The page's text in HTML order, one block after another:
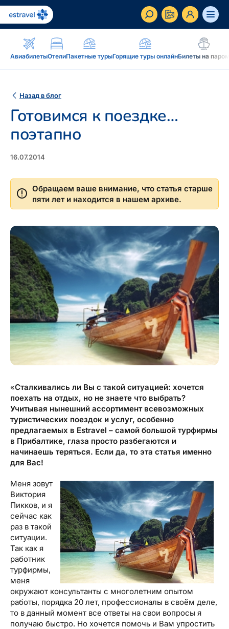
АвиабилетыОтелиПакетные турыГорящие туры онлайнБилеты на
RU EN
преимущества, услуги...
Вдохновение и блог
Блог, подкасты, журнал Traveller, новостная
Подкаст
Новостная рассылка
Туристический журнал Traveller
Рассрочка, подарочная карточка Estravel,
интернет-магазин: reisikaubad.ee, Airalo eSim...
Рассрочка
Подарочная карта Estravel
Reisikaubad.ee
Airalo eSIM
Постоянному клиенту
Бонусные пункты, Золотая карточка, Platinum
Club...
Золотая карточка
Platinum Club
Бонусные пункты
О нас
О компании, контакты, наши консультанты,
новости...
О компании
Контакты
Наши консультанты
Новости
Назад в блог
Готовимся к поездке…
поэтапно
16.07.2014
Обращаем ваше внимание, что статья старше
пяти лет и находится в нашем архиве.
«Сталкивались ли Вы с такой ситуацией: хочется
поехать на отдых, но не знаете что выбрать?
Учитывая нынешний ассортимент всевозможных
туристических поездок и услуг, особенно
предлагаемых в Estravel – самой большой турфирмы
в Прибалтике, глаза просто разбегаются и
начинаешь теряться. Если да, то эта статья именно
для Вас!
Меня зовут
Виктория
Пикков, и я
сейчас как
раз в такой
ситуации.
Так как я
работник
турфирмы,
меня
окружают консультанты с многолетним опытом
работы, порядка 20 лет, профессионалы в своём деле,
то в данный момент все ответы на свои вопросы я
получаю быстро. Но хочется помочь и Вам упростить